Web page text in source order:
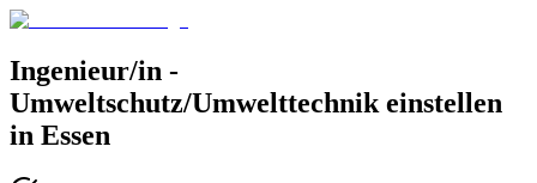
Ingenieur/in -
Umweltschutz/Umwelttechnik einstellen
in Essen